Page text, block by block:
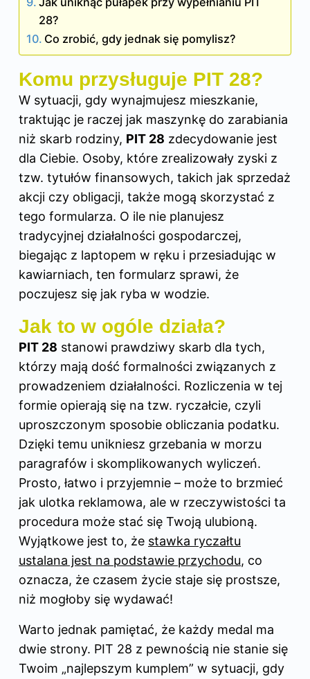
28?
Co zrobić, gdy jednak się pomylisz?
Komu przysługuje PIT 28?
W sytuacji, gdy wynajmujesz mieszkanie,
traktując je raczej jak maszynkę do zarabiania
niż skarb rodziny, PIT 28 zdecydowanie jest
dla Ciebie. Osoby, które zrealizowały zyski z
tzw. tytułów finansowych, takich jak sprzedaż
akcji czy obligacji, także mogą skorzystać z
tego formularza. O ile nie planujesz
tradycyjnej działalności gospodarczej,
biegając z laptopem w ręku i przesiadując w
kawiarniach, ten formularz sprawi, że
poczujesz się jak ryba w wodzie.
Jak to w ogóle działa?
PIT 28 stanowi prawdziwy skarb dla tych,
którzy mają dość formalności związanych z
prowadzeniem działalności. Rozliczenia w tej
formie opierają się na tzw. ryczałcie, czyli
uproszczonym sposobie obliczania podatku.
Dzięki temu unikniesz grzebania w morzu
paragrafów i skomplikowanych wyliczeń.
Prosto, łatwo i przyjemnie – może to brzmieć
jak ulotka reklamowa, ale w rzeczywistości ta
procedura może stać się Twoją ulubioną.
Wyjątkowe jest to, że stawka ryczałtu
ustalana jest na podstawie przychodu, co
oznacza, że czasem życie staje się prostsze,
niż mogłoby się wydawać!
Warto jednak pamiętać, że każdy medal ma
dwie strony. PIT 28 z pewnością nie stanie się
Twoim „najlepszym kumplem” w sytuacji, gdy